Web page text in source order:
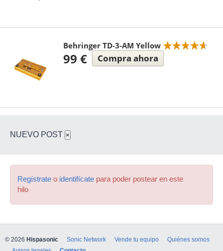
Behringer TD-3-AM Yellow
99 € Compra ahora
NUEVO POST ×
Regístrate o identifícate para poder postear en este
hilo
© 2026 Hispasonic Sonic Network Vende tu equipo
Quiénes somos